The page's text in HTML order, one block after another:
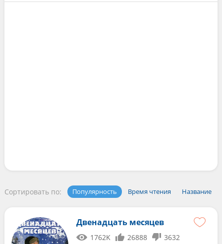
Сортировать по: Популярность Время чтения Название
Двенадцать месяцев
1762K 26888
3632